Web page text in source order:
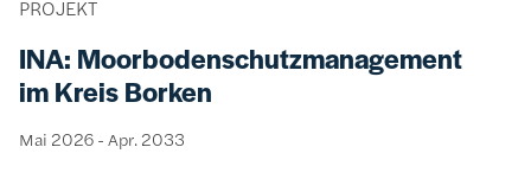
PROJEKT
INA: Moorbodenschutzmanagement
im Kreis Borken
Mai 2026 - Apr. 2033